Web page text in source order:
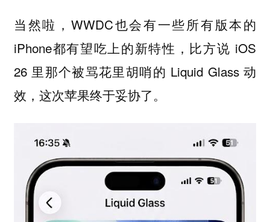
当然啦，WWDC也会有一些所有版本的
iPhone都有望吃上的新特性，比方说 iOS
26 里那个被骂花里胡哨的 Liquid Glass 动
效，这次苹果终于妥协了。